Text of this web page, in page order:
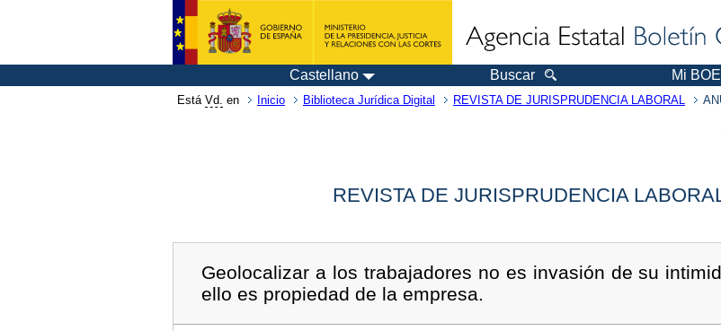
Castellano Buscar Mi BOE
Está Vd. en Inicio Biblioteca Jurídica Digital REVISTA DE JURISPRUDENCIA LABORAL
REVISTA DE JURISPRUDENCIA
Geolocalizar a los trabajadores no es invasión de su
ello es propiedad de la empresa.